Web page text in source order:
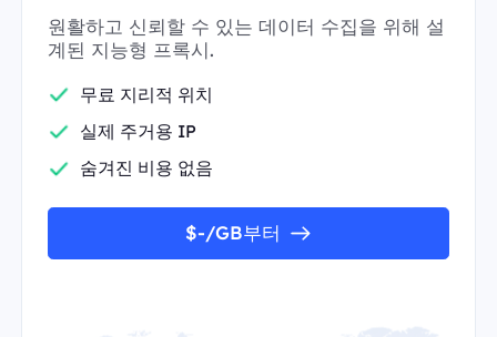
원활하고 신뢰할 수 있는 데이터 수집을 위해 설
계된 지능형 프록시.
무료 지리적 위치
실제 주거용 IP
숨겨진 비용 없음
$-/GB부터